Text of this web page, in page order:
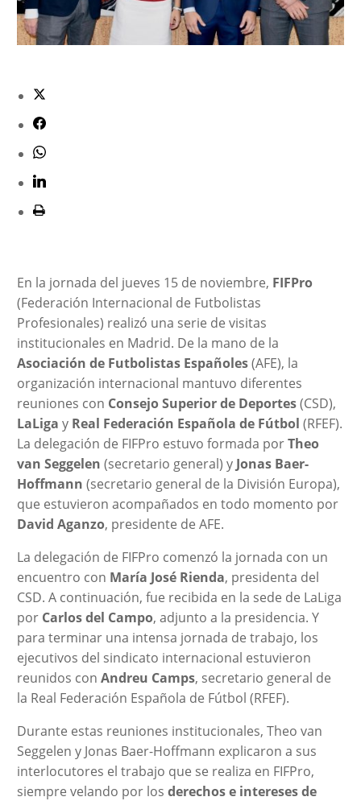
En la jornada del jueves 15 de noviembre, FIFPro
(Federación Internacional de Futbolistas
Profesionales) realizó una serie de visitas
institucionales en Madrid. De la mano de la
Asociación de Futbolistas Españoles(AFE), la
organización internacional mantuvo diferentes
reuniones con Consejo Superior de Deportes(CSD),
LaLiga y Real Federación Española de Fútbol (RFEF).
La delegación de FIFPro estuvo formada porTheo
van Seggelen (secretario general) y Jonas Baer-
Hoffmann (secretario general de la División Europa),
que estuvieron acompañados en todo momento por
David Aganzo, presidente de AFE.
La delegación de FIFPro comenzó la jornada con un
encuentro con María José Rienda, presidenta del
CSD. A continuación, fue recibida en la sede de LaLiga
por Carlos del Campo, adjunto a la presidencia. Y
para terminar una intensa jornada de trabajo, los
ejecutivos del sindicato internacional estuvieron
reunidos con Andreu Camps, secretario general de
la Real Federación Española de Fútbol (RFEF).
Durante estas reuniones institucionales, Theo van
Seggelen y Jonas Baer-Hoffmann explicaron a sus
interlocutores el trabajo que se realiza en FIFPro,
siempre velando por los derechos e intereses de